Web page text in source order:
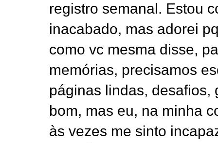
registro semanal. Estou
inacabado, mas adorei
como vc mesma disse,
memórias, precisamos
páginas lindas, desafios,
bom, mas eu, na minha
às vezes me sinto